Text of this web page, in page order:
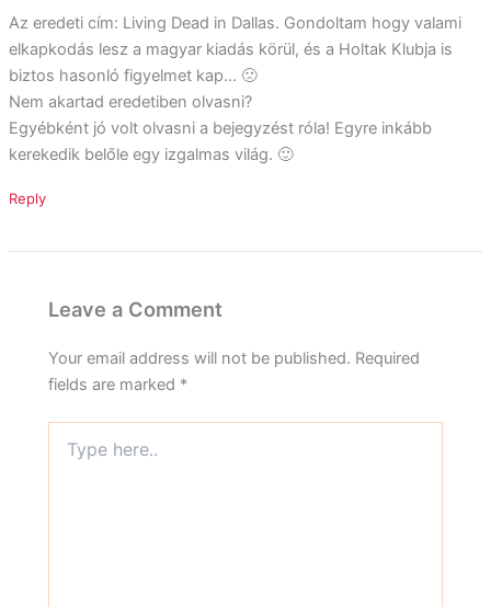
Az eredeti cím: Living Dead in Dallas. Gondoltam hogy valami
elkapkodás lesz a magyar kiadás körül, és a Holtak Klubja is
biztos hasonló figyelmet kap… 🙁
Nem akartad eredetiben olvasni?
Egyébként jó volt olvasni a bejegyzést róla! Egyre inkább
kerekedik belőle egy izgalmas világ. 🙂
Reply
Leave a Comment
Your email address will not be published. Required
fields are marked *
here..